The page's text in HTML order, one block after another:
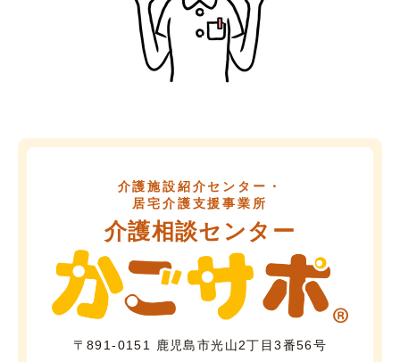
介護施設紹介センター・
居宅介護支援事業所
介護相談センター
〒891-0151 鹿児島市光山2丁目3番56号